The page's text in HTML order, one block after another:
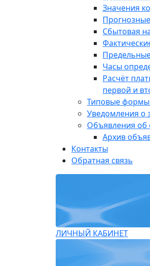
Значения
Сбытовая
Часы
Расчёт
первой и
Типовые формы
Уведомления о
Объявления об
Архив
Контакты
Обратная связь
ЛИЧНЫЙ КАБИНЕТ